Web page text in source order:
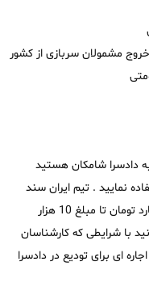
به دادسرا شامکان هستید
نمایید . تیم ایران سند
توانایی تامین وثیقه اجاره ای از مبلغ 1 میلیارد تومان تا مبلغ 10 هزار
با شرایطی که کارشناسان
ای برای تودیع در دادسرا